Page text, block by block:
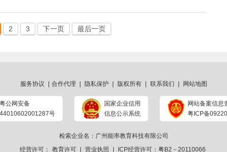
2 3 下一页 最后一页
服务协议 合作代理 隐私保护 版权所有 联系我们 网站地图
粤公网安备
44010602001287号
国家企业信用
信息公示系统
网站备案信息
粤ICP备
检索企业名：广州能率教育科技有限公司
经营许可：
教育许可 营业执照 ICP经营许可：粤B2－20110066